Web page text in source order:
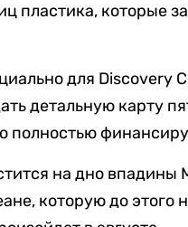
пластика, которые
для Discovery
детальную карту
на дно впадины
которую до этого